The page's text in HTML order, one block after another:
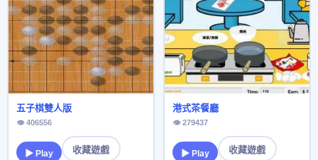
五子棋雙人版
👁 406556
▶ Play 收藏遊戲
港式茶餐廳
👁 279437
▶ Play 收藏遊戲